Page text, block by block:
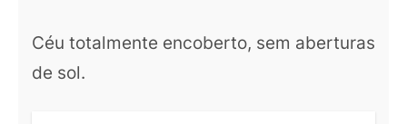
Céu totalmente encoberto, sem aberturas
de sol.